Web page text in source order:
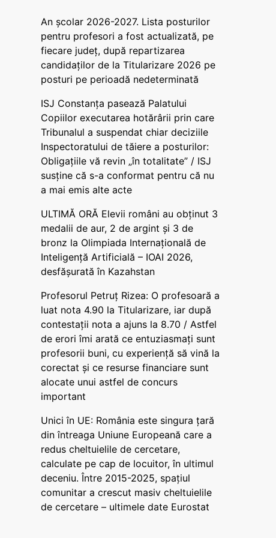
An școlar 2026-2027. Lista posturilor
pentru profesori a fost actualizată, pe
fiecare județ, după repartizarea
candidaților de la Titularizare 2026 pe
posturi pe perioadă nedeterminată
ISJ Constanța pasează Palatului
Copiilor executarea hotărârii prin care
Tribunalul a suspendat chiar deciziile
Inspectoratului de tăiere a posturilor:
Obligațiile vă revin „în totalitate” / ISJ
susține că s-a conformat pentru că nu
a mai emis alte acte
ULTIMĂ ORĂ Elevii români au obținut 3
medalii de aur, 2 de argint și 3 de
bronz la Olimpiada Internațională de
Inteligență Artificială – IOAI 2026,
desfășurată în Kazahstan
Profesorul Petruț Rizea: O profesoară a
luat nota 4.90 la Titularizare, iar după
contestații nota a ajuns la 8.70 / Astfel
de erori îmi arată ce entuziasmați sunt
profesorii buni, cu experiență să vină la
corectat și ce resurse financiare sunt
alocate unui astfel de concurs
important
Unici în UE: România este singura țară
din întreaga Uniune Europeană care a
redus cheltuielile de cercetare,
calculate pe cap de locuitor, în ultimul
deceniu. Între 2015-2025, spațiul
comunitar a crescut masiv cheltuielile
de cercetare – ultimele date Eurostat